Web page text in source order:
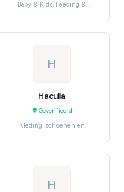
Baby & Kids, Feeding &
H
Haculla
Geverifieerd
Kleding, schoenen en
H